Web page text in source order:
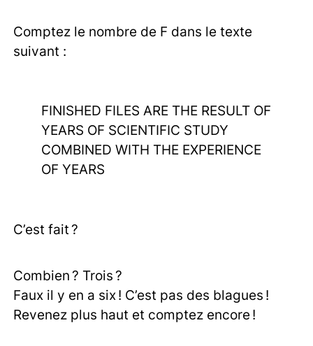
Comptez le nombre de F dans le texte
suivant :
FINISHED FILES ARE THE RESULT OF
YEARS OF SCIENTIFIC STUDY
COMBINED WITH THE EXPERIENCE
OF YEARS
C’est fait ?
Combien ? Trois ?
Faux il y en a six ! C’est pas des blagues !
Revenez plus haut et comptez encore !